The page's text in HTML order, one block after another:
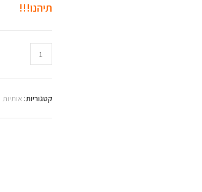
תיהנו!!!
כמות
של
אותיות
קטגוריות:אותיות